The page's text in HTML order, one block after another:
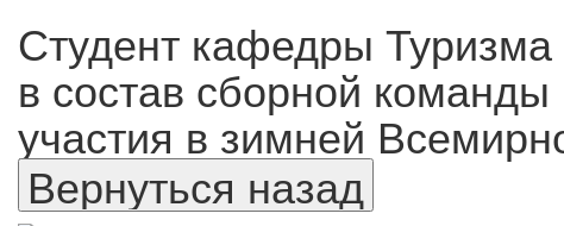
Студент кафедры
в состав сборной
участия в зимней